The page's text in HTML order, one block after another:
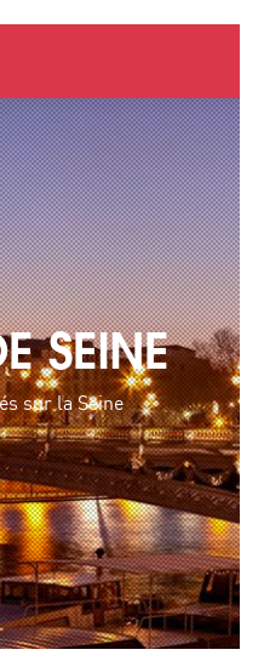
SEINE
sur la Seine